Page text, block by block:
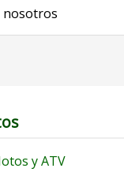
nosotros
y ATV